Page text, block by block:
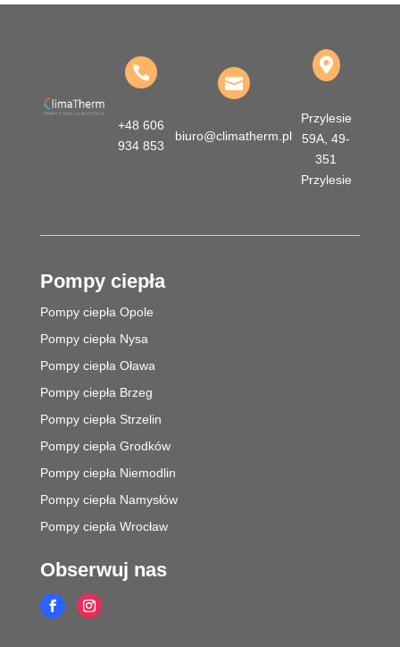

+48 606
934 853

biuro@climatherm.pl

Przylesie
59A, 49-
351
Przylesie
Pompy ciepła
Pompy ciepła Opole
Pompy ciepła Nysa
Pompy ciepła Oława
Pompy ciepła Brzeg
Pompy ciepła Strzelin
Pompy ciepła Grodków
Pompy ciepła Niemodlin
Pompy ciepła Namysłów
Pompy ciepła Wrocław
Obserwuj nas